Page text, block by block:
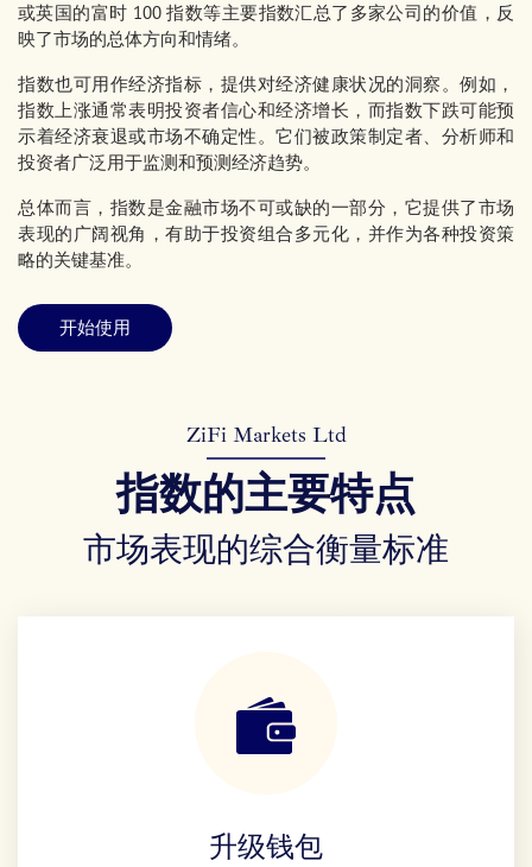
或英国的富时 100 指数等主要指数汇总了多家公司的价值，反
映了市场的总体方向和情绪。
指数也可用作经济指标，提供对经济健康状况的洞察。例如，
指数上涨通常表明投资者信心和经济增长，而指数下跌可能预
示着经济衰退或市场不确定性。它们被政策制定者、分析师和
投资者广泛用于监测和预测经济趋势。
总体而言，指数是金融市场不可或缺的一部分，它提供了市场
表现的广阔视角，有助于投资组合多元化，并作为各种投资策
略的关键基准。
开始使用
ZiFi Markets Ltd
指数的主要特点
市场表现的综合衡量标准
升级钱包